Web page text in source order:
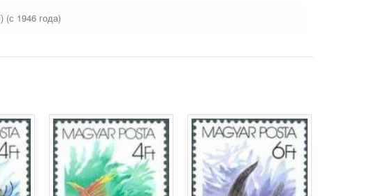
(с 1946 года)